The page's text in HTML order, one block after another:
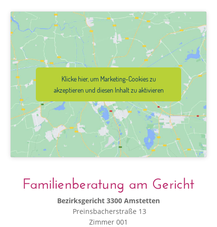
Klicke hier, um Marketing-Cookies zu
akzeptieren und diesen Inhalt zu aktivieren
Familienberatung am Gericht
Bezirksgericht 3300 Amstetten
Preinsbacherstraße 13
Zimmer 001